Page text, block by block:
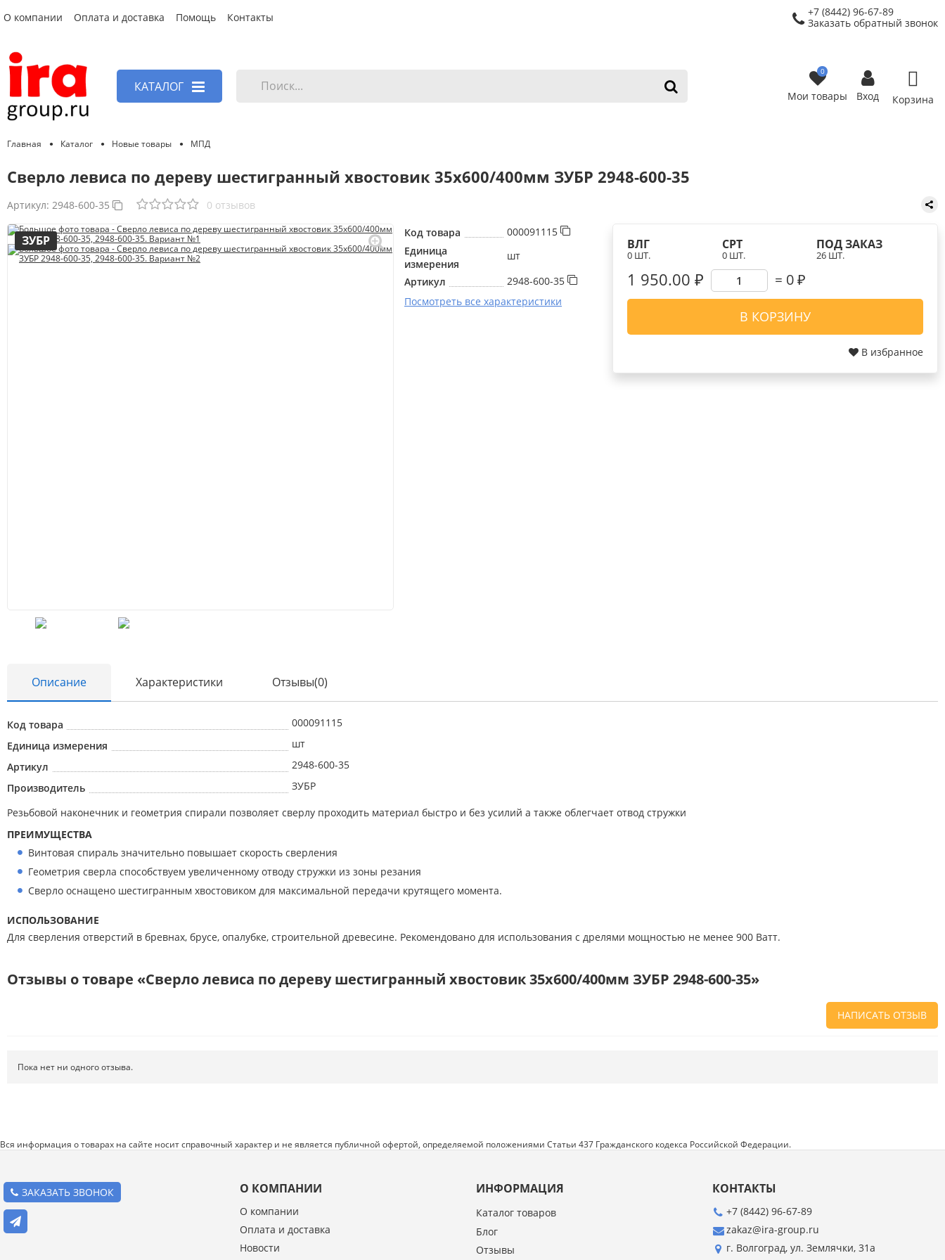
О компании Оплата и доставка Помощь Контакты
+7 (8442) 96-67-89
Заказать обратный звонок
КАТАЛОГ
Абразивные материалы
Автоаксессуары и принадлежности
Инструменты и оборудование
Оборудование
Пневмоинструмент
Новые товары
Расходные материалы
Ручной инструмент
0
Мои товары Вход Корзина
Главная Каталог Новые товары МПД
Cверло левиса по дереву шестигранный хвостовик 35x600/400мм ЗУБР 2948-600-35
Артикул: 2948-600-35 0 отзывов
ЗУБР
Код товара
000091115
Единица
измерения
шт
Артикул
2948-600-35
Посмотреть все характеристики
ВЛГ
0 ШТ.
СРТ
0 ШТ.
ПОД ЗАКАЗ
26 ШТ.
1 950.00 ₽ 0₽
В КОРЗИНУ
В избранное
Описание Характеристики Отзывы(0)
Код товара
000091115
Единица измерения
шт
Артикул
2948-600-35
Производитель
ЗУБР
Резьбовой наконечник и геометрия спирали позволяет сверлу проходить материал быстро и без усилий а также облегчает отвод стружки
ПРЕИМУЩЕСТВА
Винтовая спираль значительно повышает скорость сверления
Геометрия сверла способствуем увеличенному отводу стружки из зоны резания
Сверло оснащено шестигранным хвостовиком для максимальной передачи крутящего момента.
ИСПОЛЬЗОВАНИЕ
Для сверления отверстий в бревнах, брусе, опалубке, строительной древесине. Рекомендовано для использования с дрелями мощностью не менее 900 Ватт.
Отзывы о товаре «Cверло левиса по дереву шестигранный хвостовик 35x600/400мм ЗУБР 2948-600-35»
НАПИСАТЬ ОТЗЫВ
Доставка. Как был упакован товар?
Товар. Качественный? Какие его плюсы и
минусы?
Правила оформления отзывов
Пока нет ни одного отзыва.
Вся информация о товарах на сайте носит справочный характер и не является публичной офертой, определяемой положениями Статьи 437 Гражданского кодекса Российской Федерации.
ЗАКАЗАТЬ ЗВОНОК О КОМПАНИИ
О компании
Оплата и доставка
Новости
ИНФОРМАЦИЯ
Каталог товаров
Блог
Отзывы
КОНТАКТЫ
+7 (8442) 96-67-89
zakaz@ira-group.ru
г. Волгоград, ул. Землячки, 31а